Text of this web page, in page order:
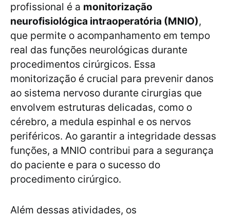
profissional é a monitorização
neurofisiológica intraoperatória (MNIO),
que permite o acompanhamento em tempo
real das funções neurológicas durante
procedimentos cirúrgicos. Essa
monitorização é crucial para prevenir danos
ao sistema nervoso durante cirurgias que
envolvem estruturas delicadas, como o
cérebro, a medula espinhal e os nervos
periféricos. Ao garantir a integridade dessas
funções, a MNIO contribui para a segurança
do paciente e para o sucesso do
procedimento cirúrgico.
Além dessas atividades, os